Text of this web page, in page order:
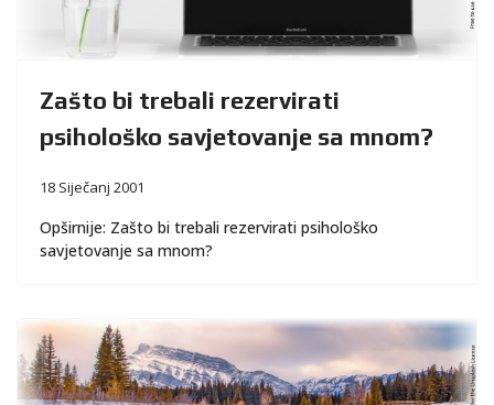
Zašto bi trebali rezervirati
psihološko savjetovanje sa mnom?
18 Siječanj 2001
Opširnije: Zašto bi trebali rezervirati psihološko
savjetovanje sa mnom?